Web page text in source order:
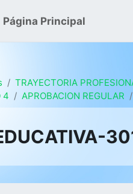
Página Principal
TRAYECTORIA
4 APROBACION REGULAR
VALLINA